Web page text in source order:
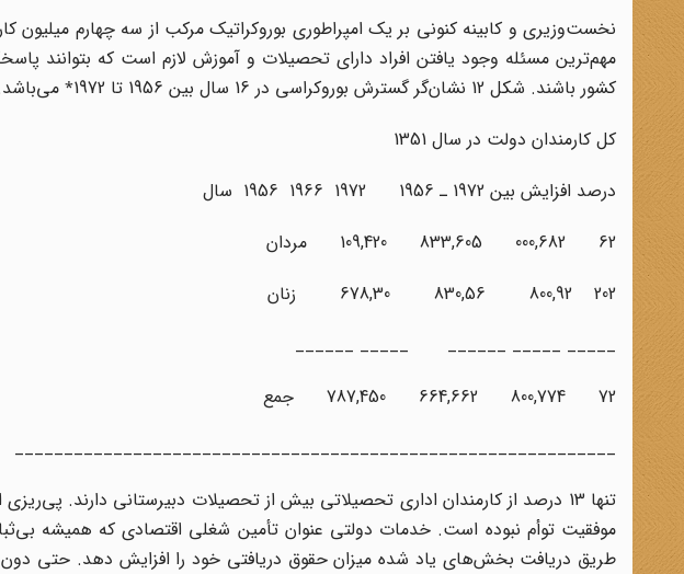
نخست‌وزیری و کابینه کنونی بر یک امپراطوری بوروکراتیک مرکب از سه چهارم میلیون
مهم‌ترین مسئله وجود یافتن افراد دارای تحصیلات و آموزش لازم است که بتوانند
کشور باشند. شکل 12 نشان‌گر گسترش بوروکراسی در 16 سال بین 1956 تا 1972٭ می‌باشد.
کل کارمندان دولت در سال 1351
درصد افزایش بین 1972 ـ 1956 1972 1966 1956 سال
62 000,682 833,605 109,420 مردان
202 800,92 830,56 678,30 زنان
_____ _____ ______ _____ ______
72 800,774 664,662 787,450 جمع
_____________________________________________________________
تنها 13 درصد از کارمندان اداری تحصیلاتی بیش از تحصیلات دبیرستانی دارند.
موفقیت توأم نبوده است. خدمات دولتی عنوان تأمین شغلی اقتصادی که همیشه
طریق دریافت بخش‌های یاد شده میزان حقوق دریافتی خود را افزایش دهد. حتی دون